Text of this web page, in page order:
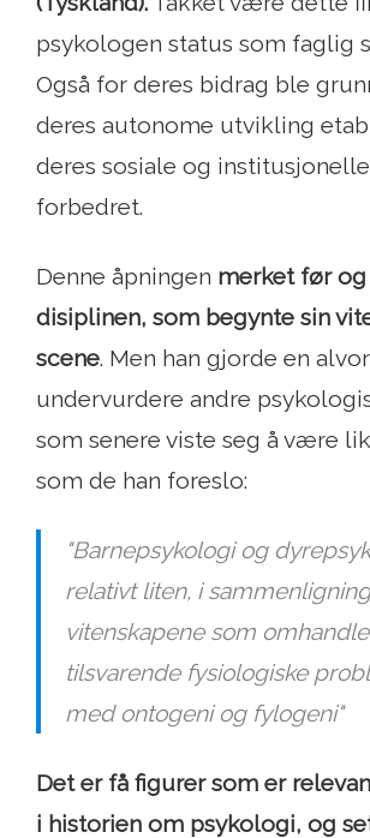
psykologen status som faglig
Også for deres bidrag ble
deres autonome utvikling
deres sosiale og
forbedret.
Denne åpningen merket før
disiplinen, som begynte sin
scene. Men han gjorde en
undervurdere andre
som senere viste seg å være
som de han foreslo:
"Barnepsykologi og
relativt liten, i
vitenskapene som
tilsvarende fysiologiske
med ontogeni og fylogeni"
Det er få figurer som er
i historien om psykologi, og